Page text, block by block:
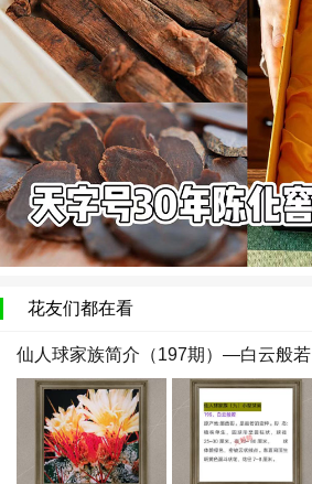
花友们都在看
仙人球家族简介（197期）—白云般若